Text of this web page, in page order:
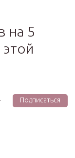
на 5
Подписаться